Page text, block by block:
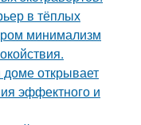
в тёплых
минимализм
открывает
эффектного и